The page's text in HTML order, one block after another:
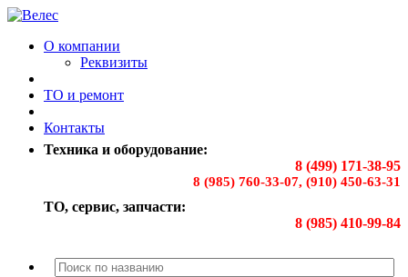
О компании
Реквизиты
ТО и ремонт
Контакты
Техника и оборудование:
8 (499) 171-38-95
8 (985) 760-33-07, (910) 450-63-31
ТО, сервис, запчасти:
8 (985) 410-99-84